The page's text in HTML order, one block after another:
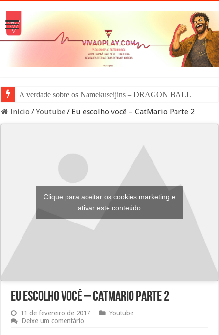
A verdade sobre os Namekuseijins – DRAGON BALL #News
Início /Youtube / Eu escolho você – CatMario Parte 2
Clique para aceitar os cookies marketing e
ativar este conteúdo
Eu escolho você – CatMario Parte 2
11 de fevereiro de 2017
Youtube
Deixe um comentário